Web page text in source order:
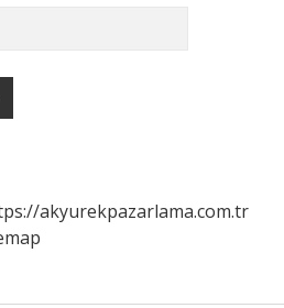
akyurekpazarlama.com.tr